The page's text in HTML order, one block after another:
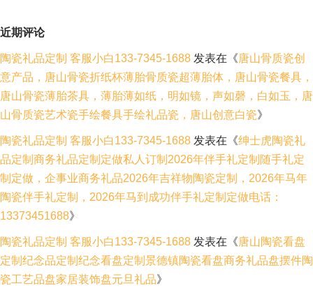
近期评论
陶瓷礼品定制 客服小白133-7345-1688 发表在《唐山骨质瓷创
意产品，唐山骨瓷折纸杯薄胎骨质瓷超薄胎体，唐山骨瓷餐具，
唐山骨瓷薄胎茶具，薄胎薄如纸，明如镜，声如磬，白如玉，唐
山骨质瓷艺术瓷手绘餐具手绘礼品瓷，唐山创意白瓷》
陶瓷礼品定制 客服小白133-7345-1688 发表在《绅士虎陶瓷礼
品定制商务礼品定制定做私人订制2026年伴手礼定制随手礼定
制定做，企事业商务礼品2026年吉祥物陶瓷定制，2026年马年
陶瓷伴手礼定制，2026年马到成功伴手礼定制定做电话：
13373451688》
陶瓷礼品定制 客服小白133-7345-1688 发表在《唐山陶瓷看盘
定制纪念品定制纪念看盘定制景德镇陶瓷看盘商务礼品盘摆件陶
瓷工艺品盘家居装饰盘元旦礼品》